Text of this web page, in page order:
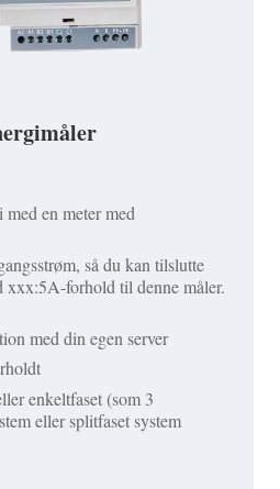
en meter med
så du kan tilslutte
xxx:5A-forhold til denne måler.
med din egen server
enkeltfaset (som 3
eller splitfaset system